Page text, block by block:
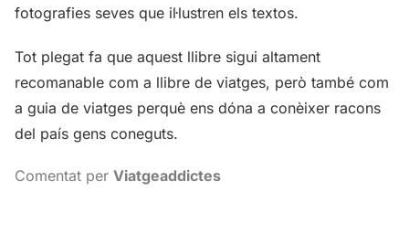
fotografies seves que il·lustren els textos.
Tot plegat fa que aquest llibre sigui altament
recomanable com a llibre de viatges, però també com
a guia de viatges perquè ens dóna a conèixer racons
del país gens coneguts.
Comentat per Viatgeaddictes